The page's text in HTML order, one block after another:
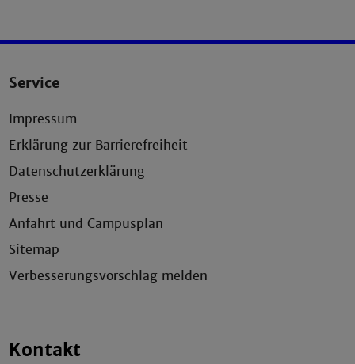
Service
Impressum
Erklärung zur Barrierefreiheit
Datenschutzerklärung
Presse
Anfahrt und Campusplan
Sitemap
Verbesserungsvorschlag melden
Kontakt